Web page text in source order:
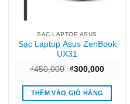
SẠC LAPTOP ASUS
Sạc Laptop Asus ZenBook
UX31
₫450,000 Giá
là:
₫450,000.
₫300,000Giá
tại
THÊM VÀO GIỎ HÀNG